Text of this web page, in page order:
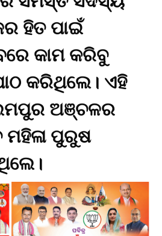
ହିତ ପାଇଁ
କାମ କରିବୁ
କରିଥିଲେ। ଏହି
ଅଞ୍ଚଳର
ମହିଳା ପୁରୁଷ